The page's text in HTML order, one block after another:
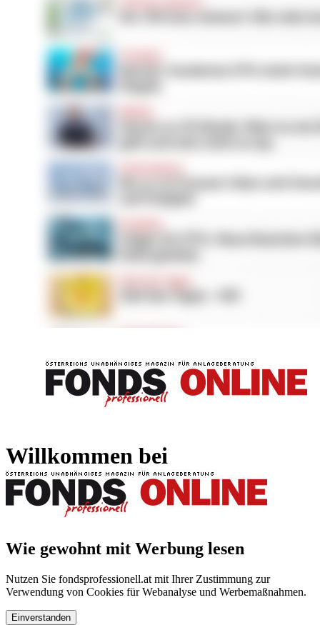
Willkommen bei
Wie gewohnt mit Werbung lesen
Nutzen Sie fondsprofessionell.at mit Ihrer Zustimmung zur
Verwendung von Cookies für Webanalyse und Werbemaßnahmen.
Einverstanden